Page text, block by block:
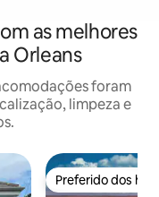
as melhores
Orleans
foram
limpeza e
Preferido dos
Preferido dos